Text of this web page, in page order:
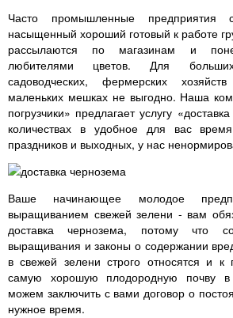
Часто промышленные предприятия
насыщенный хороший готовый к работе
рассылаются по магазинам и
любителями цветов. Для
садоводческих, фермерских
маленьких мешках не выгодно. Наша
погрузчики» предлагает услугу
количествах в удобное для вас
праздников и выходных, у нас
Ваше начинающее молодое
выращиванием свежей зелени - вам
доставка чернозема, потому что
выращивания и законы о содержании
в свежей зелени строго относятся и к
самую хорошую плодородную почву в
можем заключить с вами договор о
нужное время.